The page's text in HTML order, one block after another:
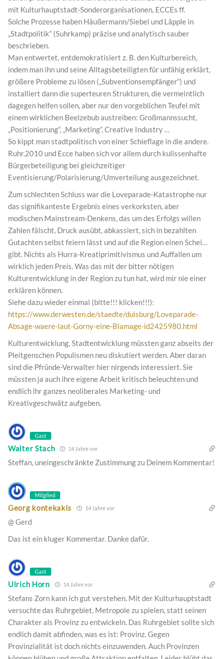
mit Kulturhauptstadt-Sonderorganisationen, ECCEs ff.
Solche Prozesse haben Häußermann/Siebel und Läpple in
„Stadtpolitik“ (Suhrkamp) präzise und analytisch sauber
beschrieben.
Man entwertet, entdemokratisiert z. B. den Kulturbereich,
indem man ihn und seine Alltagsbeteiligten für unfähig erklärt,
größere Probleme zu lösen („Subventionsempfänger“) und
installiert dann die superteuren Strukturen, die vermeintlich
dagegen helfen sollen, aber nur den vorgeblichen Teufel mit
einem wirklichen Beelzebub austreiben: Großmannssucht,
„Positionierung“, „Marketing“, Creative Industry …
So kippt man stadtpolitisch von einer Schieflage in die andere.
Ruhr.2010 und Ecce haben sich vor allem durch kulissenhafte
Bürgerbeteiligung bei gleichzeitiger
Eventisierung/Polarisierung/Umverteilung ausgezeichnet.
Zum schlechten Schluss war die Loveparade-Katastrophe nur
das signifikanteste Ergebnis eines verkorksten, aber
modischen Mainstream-Denkens, das um des Erfolgs willen
Zahlen fälscht, Druck ausübt, abkassiert, sich in bezahlten
Gutachten selbst feiern lässt und auf die Region einen Schei…
gibt. Nichts als Hurra-Kreatiprimitivismus und Auffallen um
wirklich jeden Preis. Was das mit der bitter nötigen
Kulturentwicklung in der Region zu tun hat, wird mir nie einer
erklären können.
Siehe dazu wieder einmal (bitte!!! klicken!!!):
https://www.derwesten.de/staedte/duisburg/Loveparade-
Absage-waere-laut-Gorny-eine-Blamage-id2425980.html
Kulturentwicklung, Stadtentwicklung müssten ganz abseits der
Pleitgenschen Populismen neu diskutiert werden. Aber daran
sind die Pfründe-Verwalter hier nirgends interessiert. Sie
müssten ja auch ihre eigene Arbeit kritisch beleuchten und
endlich ihr ganzes neoliberales Marketing- und
Kreativgeschwätz aufgeben.
Gast
Walter Stach 14 Jahre vor
Steffan, uneingeschränkte Zustimmung zu Deinem Kommentar!
Mitglied
Georg kontekakis 14 Jahre vor
@ Gerd
Das ist ein kluger Kommentar. Danke dafür.
Gast
Ulrich Horn 14 Jahre vor
Stefans Zorn kann ich gut verstehen. Mit der Kulturhauptstadt
versuchte das Ruhrgebiet, Metropole zu spielen, statt seinen
Charakter als Provinz zu entwickeln. Das Ruhrgebiet sollte sich
endlich damit abfinden, was es ist: Provinz. Gegen
Provinzialität ist doch nichts einzuwenden. Auch Provinzen